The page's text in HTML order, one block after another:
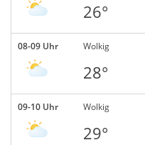
26°
08-09 Uhr Wolkig
28°
09-10 Uhr Wolkig
29°